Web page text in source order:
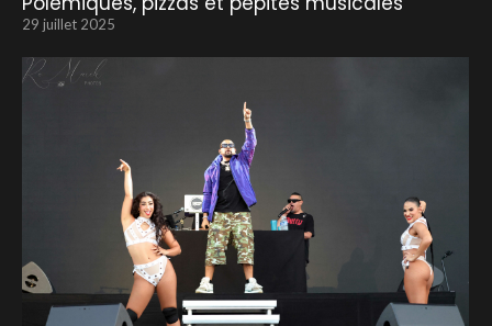
29 juillet 2025